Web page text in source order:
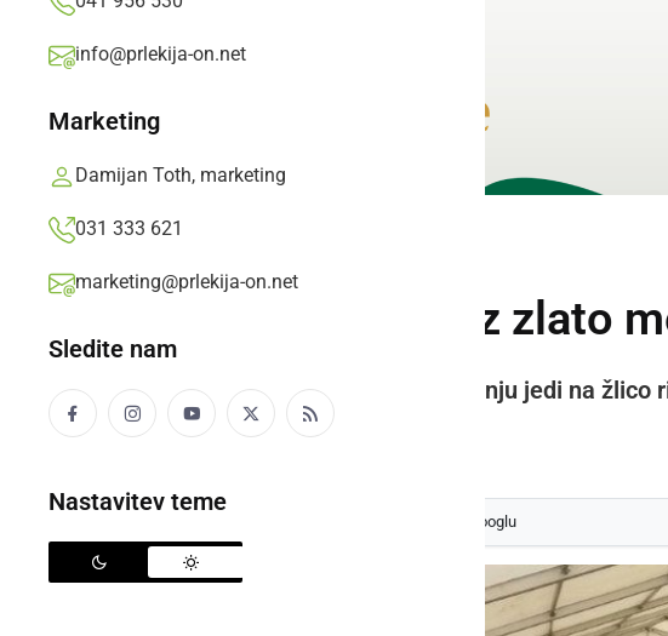
info@prlekija-on.net
Marketing
Damijan Toth, marketing
031 333 621
marketing@prlekija-on.net
Sledite nam
Nastavitev teme
Vseh devet ekip z zlato
Zmagovalec tekmovanja v kuhanju jedi na
Prlekija-on.net,torek, 21. maj 2019 ob 20:00
kot svoj prednostni vir na Googlu